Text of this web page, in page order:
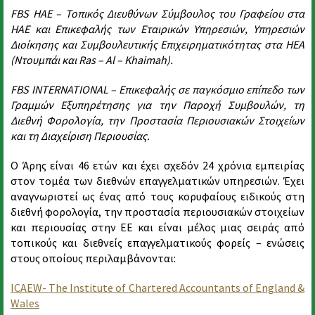
FBS ΗΑΕ – Τοπικός Διευθύνων Σύμβουλος του Γραφείου στα
ΗΑΕ και Επικεφαλής των Εταιρικών Υπηρεσιών, Υπηρεσιών
Διοίκησης και Συμβουλευτικής Επιχειρηματικότητας στα ΗΕΑ
(Ντουμπάι και Ras – Al – Khaimah).
FBS INTERNATIONAL – Επικεφαλής σε παγκόσμιο επίπεδο των
Γραμμών Εξυπηρέτησης για την Παροχή Συμβουλών, τη
Διεθνή Φορολογία, την Προστασία Περιουσιακών Στοιχείων
και τη Διαχείριση Περιουσίας.
Ο Άρης είναι 46 ετών και έχει σχεδόν 24 χρόνια εμπειρίας
στον τομέα των διεθνών επαγγελματικών υπηρεσιών. Έχει
αναγνωριστεί ως ένας από τους κορυφαίους ειδικούς στη
διεθνή φορολογία, την προστασία περιουσιακών στοιχείων
και περιουσίας στην ΕΕ και είναι μέλος μιας σειράς από
τοπικούς και διεθνείς επαγγελματικούς φορείς – ενώσεις
στους οποίους περιλαμβάνονται:
ICAEW- The Institute of Chartered Accountants of England &
Wales